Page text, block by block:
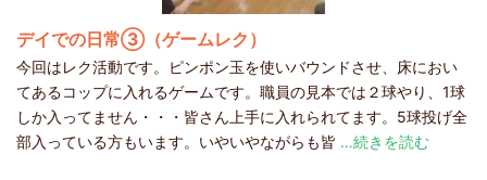
デイでの日常③（ゲームレク）
今回はレク活動です。ピンポン玉を使いバウンドさせ、床におい
てあるコップに入れるゲームです。職員の見本では２球やり、1球
しか入ってません・・・皆さん上手に入れられてます。5球投げ全
部入っている方もいます。いやいやながらも皆 …続きを読む